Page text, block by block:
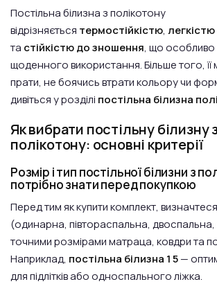
Постільна білизна з полікотону
відрізняється термостійкістю,
та стійкістю до зношення, що особливо
щоденного використання. Більше того,
прати, не боячись втрати кольору чи
дивіться у розділі постільна білизна
Як вибрати постільну білизну
полікотону: основні критерії
Розмір і тип постільної білизни з
потрібно знати перед покупкою
Перед тим як купити комплект,
(одинарна, півтораспальна, двоспальна,
точними розмірами матраца, ковдри та
Наприклад, постільна білизна 1 5—
для підлітків або односпального ліжка.